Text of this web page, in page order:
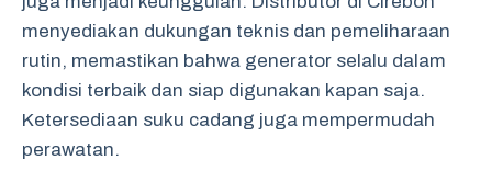
menyediakan dukungan teknis dan pemeliharaan
rutin, memastikan bahwa generator selalu dalam
kondisi terbaik dan siap digunakan kapan saja.
Ketersediaan suku cadang juga mempermudah
perawatan.